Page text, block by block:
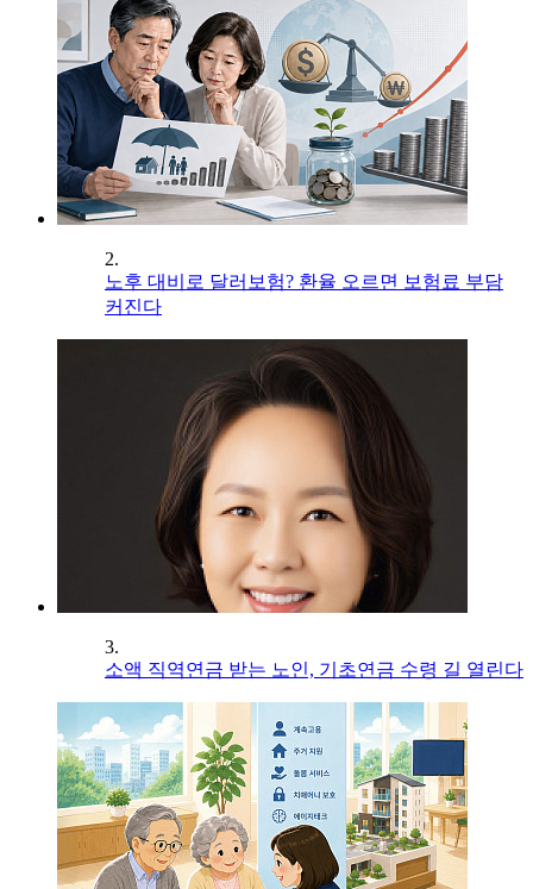
2.
노후 대비로 달러보험? 환율 오르면 보험료 부담
커진다
3.
소액 직역연금 받는 노인, 기초연금 수령 길 열린다